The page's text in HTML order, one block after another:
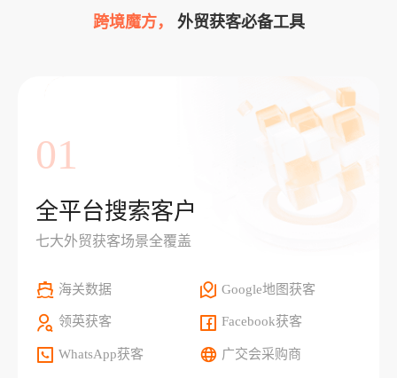
跨境魔方， 外贸获客必备工具
01
全平台搜索客户
七大外贸获客场景全覆盖
海关数据 Google地图获客
领英获客 Facebook获客
WhatsApp获客 广交会采购商